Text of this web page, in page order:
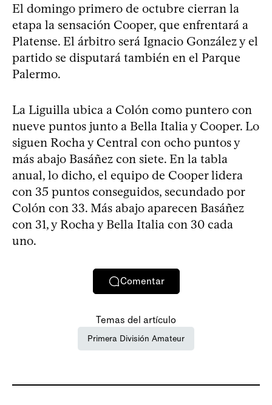
El domingo primero de octubre cierran la
etapa la sensación Cooper, que enfrentará a
Platense. El árbitro será Ignacio González y el
partido se disputará también en el Parque
Palermo.
La Liguilla ubica a Colón como puntero con
nueve puntos junto a Bella Italia y Cooper. Lo
siguen Rocha y Central con ocho puntos y
más abajo Basáñez con siete. En la tabla
anual, lo dicho, el equipo de Cooper lidera
con 35 puntos conseguidos, secundado por
Colón con 33. Más abajo aparecen Basáñez
con 31, y Rocha y Bella Italia con 30 cada
uno.
Comentar
Temas del artículo
Primera División Amateur